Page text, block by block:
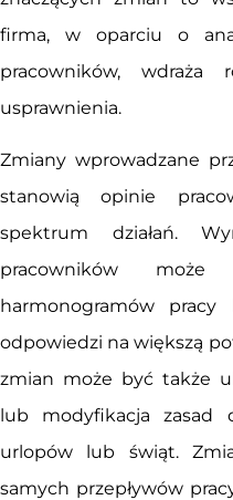
firma, w oparciu o
pracowników,
usprawnienia.
Zmiany wprowadzane
stanowią opinie
spektrum działań.
pracowników
harmonogramów
odpowiedzi na większą
zmian może być także
lub modyfikacja zasad
urlopów lub świąt.
samych przepływów